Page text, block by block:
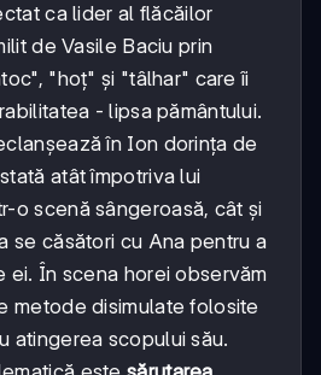
ca lider al flăcăilor
de Vasile Baciu prin
"hoț" și "tâlhar" care îi
- lipsa pământului.
în Ion dorința de
atât împotriva lui
o scenă sângeroasă, cât și
se căsători cu Ana pentru a
ei. În scena horei observăm
metode disimulate folosite
atingerea scopului său.